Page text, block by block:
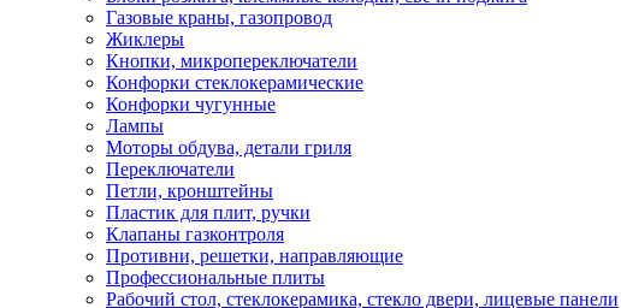
Газовые краны, газопровод
Жиклеры
Кнопки, микропереключатели
Конфорки стеклокерамические
Конфорки чугунные
Лампы
Моторы обдува, детали гриля
Переключатели
Петли, кронштейны
Пластик для плит, ручки
Клапаны газконтроля
Противни, решетки, направляющие
Профессиональные плиты
Рабочий стол, стеклокерамика, стекло двери, лицевые панели